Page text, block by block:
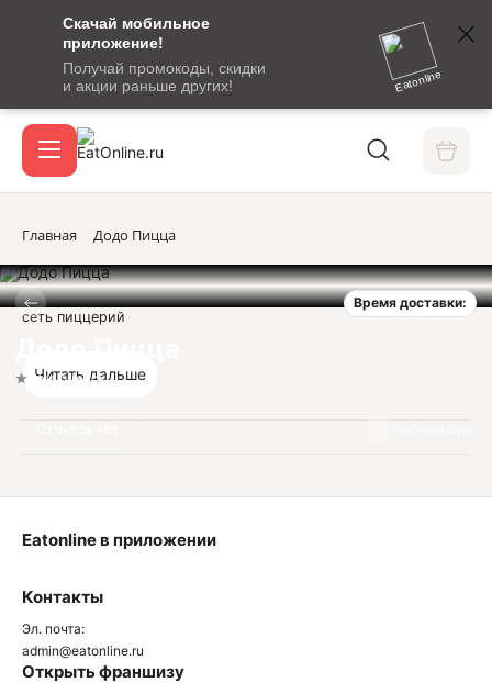
Скачай мобильное
приложение!
Получай промокоды, скидки
и акции раньше других!
Eatonline
сообщение
кодом
подтверждения
Вход / регистрация
Акции
Главная Додо Пицца
Время доставки:
Нет оценок
сеть пиццерий
Читать дальше
Контакты
Эл. почта:
admin@eatonline.ru
Открыть франшизу
Eatonline в приложении